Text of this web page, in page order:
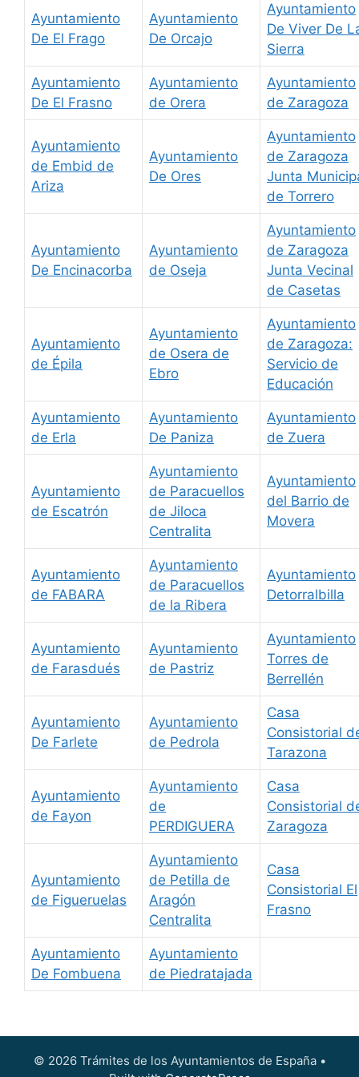
Ayuntamiento
De El Frago
Ayuntamiento
De Orcajo
Ayuntamiento
De Viver De
Sierra
Ayuntamiento
De El Frasno
Ayuntamiento
de Orera
Ayuntamiento
de Zaragoza
Ayuntamiento
de Embid de
Ariza
Ayuntamiento
De Ores
Ayuntamiento
de Zaragoza
Junta
de Torrero
Ayuntamiento
De Encinacorba
Ayuntamiento
de Oseja
Ayuntamiento
de Zaragoza
Junta Vecinal
de Casetas
Ayuntamiento
de Épila
Ayuntamiento
de Osera de
Ebro
Ayuntamiento
de Zaragoza:
Servicio de
Educación
Ayuntamiento
de Erla
Ayuntamiento
De Paniza
Ayuntamiento
de Zuera
Ayuntamiento
de Escatrón
Ayuntamiento
de Paracuellos
de Jiloca
Centralita
Ayuntamiento
del Barrio de
Movera
Ayuntamiento
de FABARA
Ayuntamiento
de Paracuellos
de la Ribera
Ayuntamiento
Detorralbilla
Ayuntamiento
de Farasdués
Ayuntamiento
de Pastriz
Ayuntamiento
Torres de
Berrellén
Ayuntamiento
De Farlete
Ayuntamiento
de Pedrola
Casa
Consistorial
Tarazona
Ayuntamiento
de Fayon
Ayuntamiento
de
PERDIGUERA
Casa
Consistorial
Zaragoza
Ayuntamiento
de Figueruelas
Ayuntamiento
de Petilla de
Aragón
Centralita
Casa
Consistorial El
Frasno
Ayuntamiento
De Fombuena
Ayuntamiento
de Piedratajada
© 2026 Trámites de los Ayuntamientos de España•